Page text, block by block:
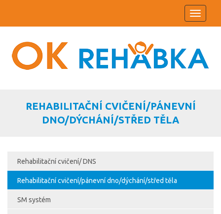
Toggle
REHABILITAČNÍ CVIČENÍ/PÁNEVNÍ
DNO/DÝCHÁNÍ/STŘED TĚLA
Rehabilitační cvičení/ DNS
Rehabilitační cvičení/pánevní dno/dýchání/střed těla
SM systém